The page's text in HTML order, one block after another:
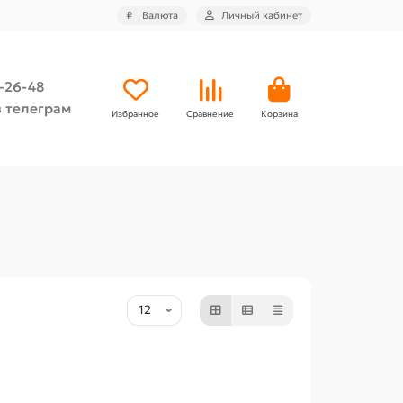
₽ Валюта Личный кабинет
26-48
Избранное Сравнение Корзина